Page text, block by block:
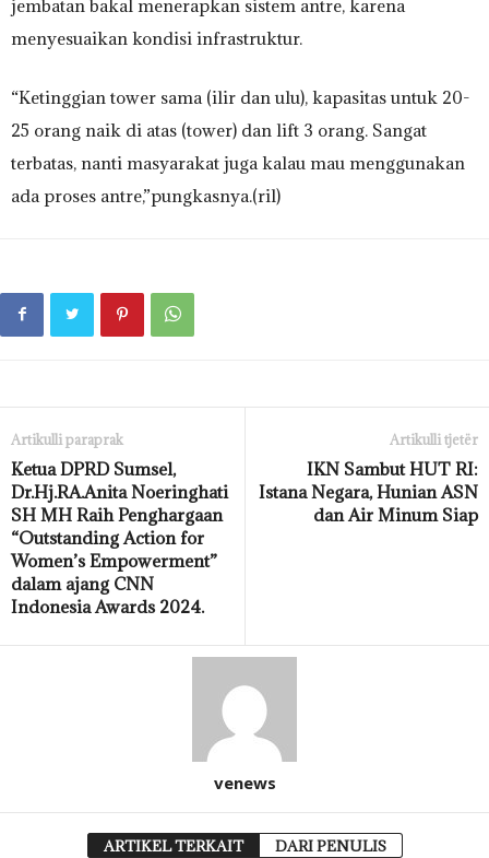
jembatan bakal menerapkan sistem antre, karena
menyesuaikan kondisi infrastruktur.
“Ketinggian tower sama (ilir dan ulu), kapasitas untuk 20-
25 orang naik di atas (tower) dan lift 3 orang. Sangat
terbatas, nanti masyarakat juga kalau mau menggunakan
ada proses antre,”pungkasnya.(ril)
Artikulli paraprak
Ketua DPRD Sumsel,
Dr.Hj.RA.Anita Noeringhati
SH MH Raih Penghargaan
“Outstanding Action for
Women’s Empowerment”
dalam ajang CNN
Indonesia Awards 2024.
Artikulli tjetër
IKN Sambut HUT RI:
Istana Negara, Hunian ASN
dan Air Minum Siap
venews
ARTIKEL TERKAIT DARI PENULIS